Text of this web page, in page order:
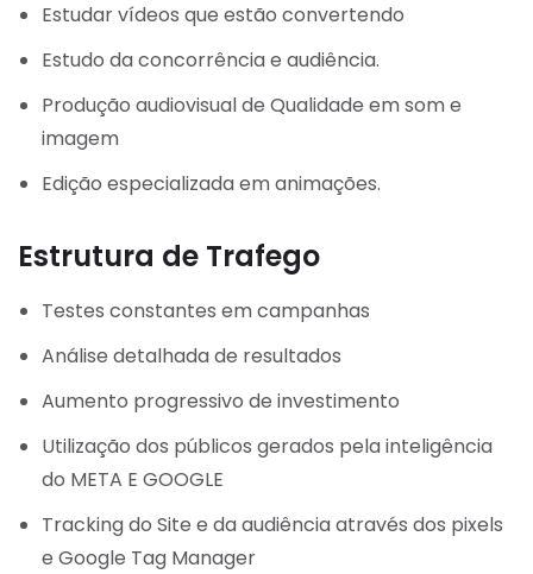
Estudar vídeos que estão convertendo
Estudo da concorrência e audiência.
Produção audiovisual de Qualidade em som e
imagem
Edição especializada em animações.
Estrutura de Trafego
Testes constantes em campanhas
Análise detalhada de resultados
Aumento progressivo de investimento
Utilização dos públicos gerados pela inteligência
do META E GOOGLE
Tracking do Site e da audiência através dos pixels
e Google Tag Manager